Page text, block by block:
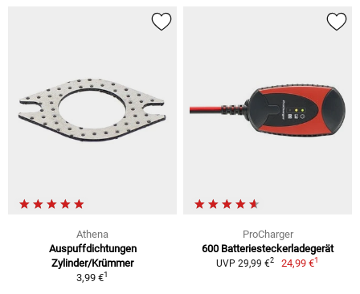
Athena
Auspuffdichtungen
Zylinder/Krümmer
3,99 €1
ProCharger
600 Batteriesteckerladegerät
UVP 29,99 €2 24,99 €1